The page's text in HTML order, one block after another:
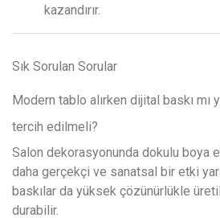
kazandırır.
Sık Sorulan Sorular
Modern tablo alırken dijital baskı mı
tercih edilmeli?
Salon dekorasyonunda dokulu boya
daha gerçekçi ve sanatsal bir etki
baskılar da yüksek çözünürlükle
durabilir.